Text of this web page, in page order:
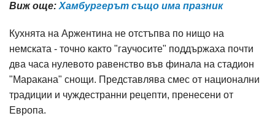
Виж още: Хамбургерът също има празник
Кухнята на Аржентина не отстъпва по нищо на
немската - точно както "гаучосите" поддържаха почти
два часа нулевото равенство във финала на стадион
"Маракана" снощи. Представлява смес от национални
традиции и чуждестранни рецепти, пренесени от
Европа.